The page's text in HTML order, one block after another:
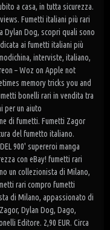
a casa, in tutta sicurezza.
Fumetti italiani più rari
Dylan Dog, scopri quali sono
ai fumetti italiani più
interviste, italiano,
– Woz on Apple not
memory tricks you and
bonelli rari in vendita tra
per un aiuto
di fumetti. Fumetti Zagor
del fumetto italiano.
900' supereroi manga
con eBay! fumetti rari
un collezionista di Milano,
rari compro fumetti
di Milano, appassionato di
Dylan Dog, Dago,
Editore. 2,90 EUR. Circa